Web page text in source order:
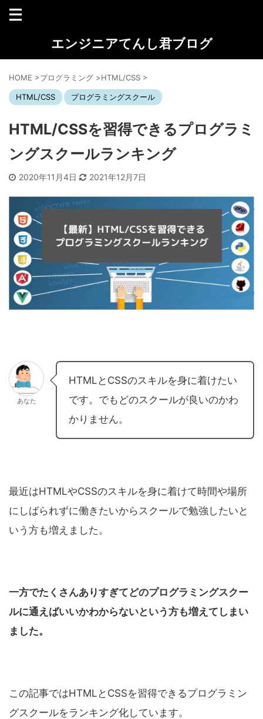
エンジニアてんし君ブログ
HOME >プログラミング >HTML/CSS >
HTML/CSS プログラミングスクール
HTML/CSSを習得できるプログラミ
ングスクールランキング
2020年11月4日 2021年12月7日
あなた
HTMLとCSSのスキルを身に着けたい
です。でもどのスクールが良いのかわ
かりません。
最近はHTMLやCSSのスキルを身に着けて時間や場所
にしばられずに働きたいからスクールで勉強したいと
いう方も増えました。
一方でたくさんありすぎてどのプログラミングスクー
ルに通えばいいかわからないという方も増えてしまい
ました。
この記事ではHTMLとCSSを習得できるプログラミン
グスクールをランキング化しています。